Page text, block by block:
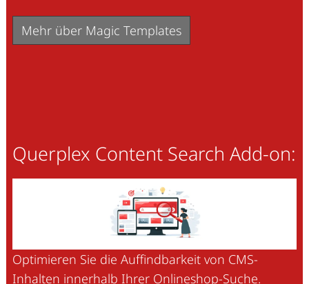
Mehr über Magic Templates
Querplex Content Search Add-on:
Optimieren Sie die Auffindbarkeit von CMS-
Inhalten innerhalb Ihrer Onlineshop-Suche.